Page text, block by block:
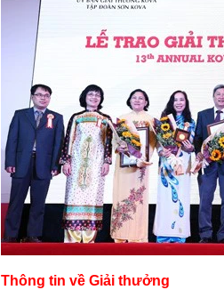
Thông tin về Giải thưởng